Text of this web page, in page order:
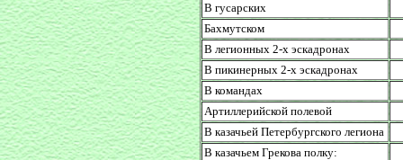
В гусарских
Бахмутском
В легионных 2-х эскадронах
В пикинерных 2-х эскадронах
В командах
Артиллерийской полевой
В казачьей Петербургского легиона
В казачьем Грекова полку: